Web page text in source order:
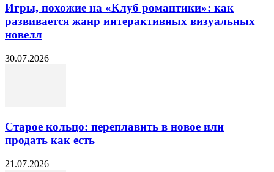
Игры, похожие на «Клуб романтики»: как
развивается жанр интерактивных визуальных
новелл
30.07.2026
Старое кольцо: переплавить в новое или
продать как есть
21.07.2026